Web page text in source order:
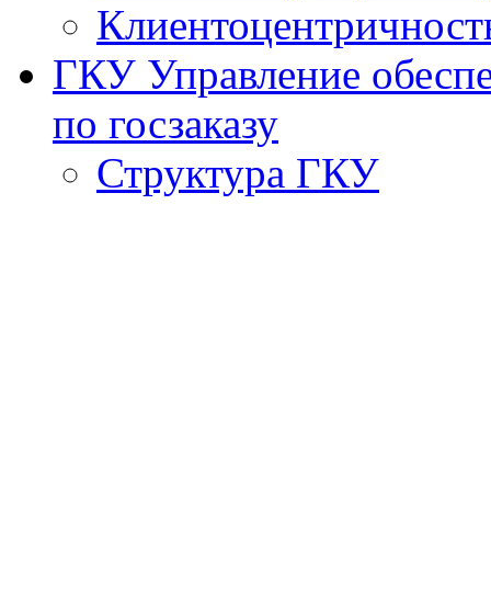
ГКУ Управление
по госзаказу
Структура ГКУ